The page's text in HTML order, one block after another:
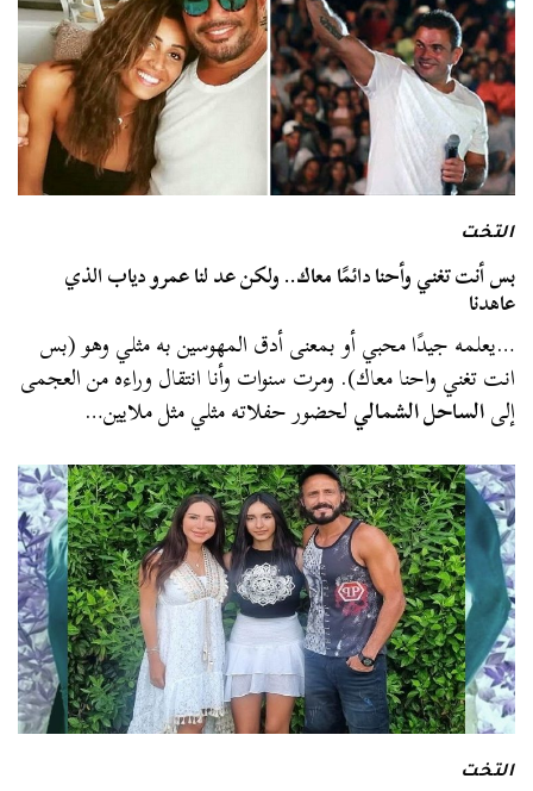
التخت
بس أنت تغني وأحنا دائمًا معاك.. ولكن عد لنا عمرو دياب الذي
عاهدنا
…يعلمه جيدًا محبي أو بمعنى أدق المهوسين به مثلي وهو (بس
انت تغني واحنا معاك). ومرت سنوات وأنا انتقال وراءه من العجمى
إلىالساحل الشماليلحضور حفلاته مثلي مثل ملايين…
التخت